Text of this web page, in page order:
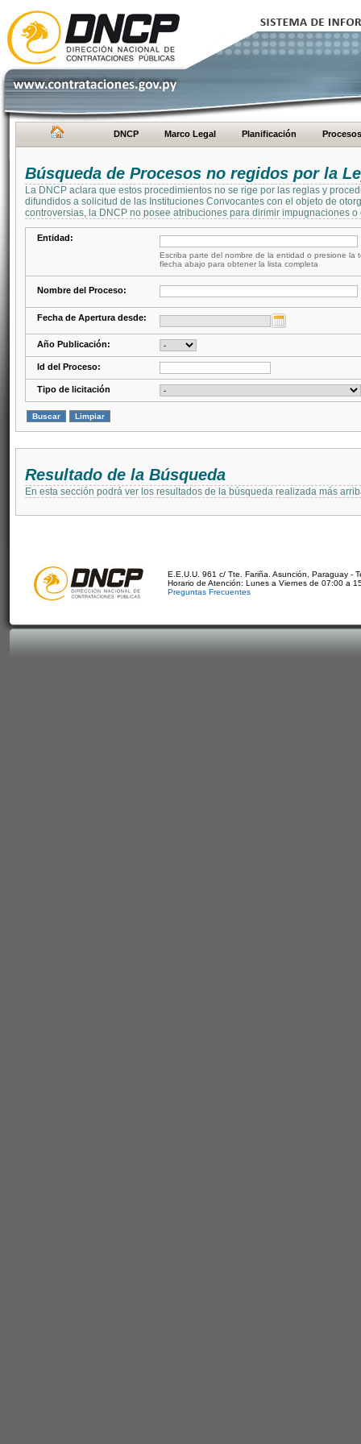
DNCP Marco Legal Planificación Procesos
Búsqueda de Procesos no regidos por la
La DNCP aclara que estos procedimientos no se rige por las reglas y
difundidos a solicitud de las Instituciones Convocantes con el objeto de
controversias, la DNCP no posee atribuciones para dirimir impugnaciones
Entidad:
Escriba parte del nombre de la entidad o presione la
flecha abajo para obtener la lista completa
Nombre del Proceso:
Fecha de Apertura desde:
Año Publicación:
Id del Proceso:
Tipo de licitación
Resultado de la Búsqueda
En esta sección podrá ver los resultados de la búsqueda realizada más
E.E.U.U. 961 c/ Tte. Fariña. Asunción, Paraguay -
Horario de Atención: Lunes a Viernes de 07:00 a
Preguntas Frecuentes